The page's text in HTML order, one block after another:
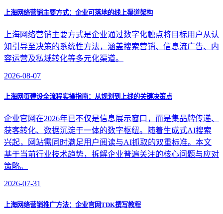
上海网络营销主要方式：企业可落地的线上渠道架构
上海网络营销主要方式是企业通过数字化触点将目标用户从认
知引导至决策的系统性方法，涵盖搜索营销、信息流广告、内
容运营及私域转化等多元化渠道。
2026-08-07
上海网页建设全流程实操指南：从规划到上线的关键决策点
企业官网在2026年已不仅是信息展示窗口，而是集品牌传递、
获客转化、数据沉淀于一体的数字枢纽。随着生成式AI搜索
兴起，网站需同时满足用户阅读与AI抓取的双重标准。本文
基于当前行业技术趋势，拆解企业普遍关注的核心问题与应对
策略。
2026-07-31
上海网络营销推广方法：企业官网TDK撰写教程